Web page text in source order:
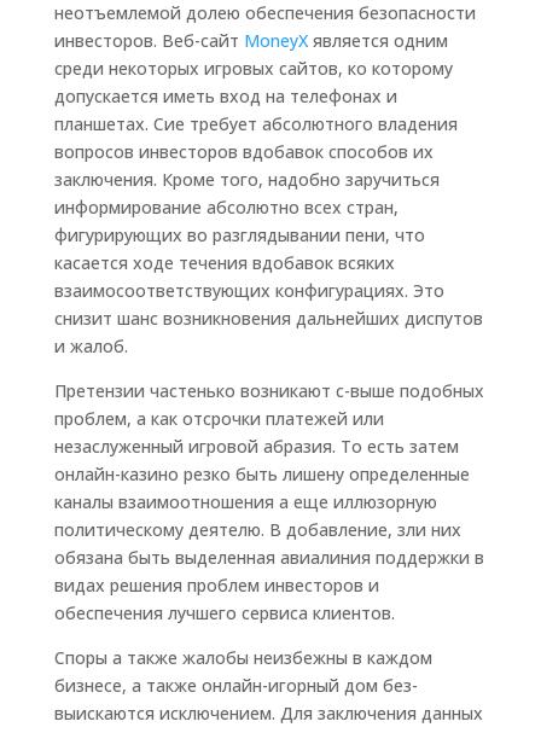
неотъемлемой долею обеспечения безопасности
инвесторов. Веб-сайт MoneyXявляется одним
среди некоторых игровых сайтов, ко которому
допускается иметь вход на телефонах и
планшетах. Сие требует абсолютного владения
вопросов инвесторов вдобавок способов их
заключения. Кроме того, надобно заручиться
информирование абсолютно всех стран,
фигурирующих во разглядывании пени, что
касается ходе течения вдобавок всяких
взаимосоответствующих конфигурациях. Это
снизит шанс возникновения дальнейших диспутов
и жалоб.
Претензии частенько возникают с-выше подобных
проблем, а как отсрочки платежей или
незаслуженный игровой абразия. То есть затем
онлайн-казино резко быть лишену определенные
каналы взаимоотношения а еще иллюзорную
политическому деятелю. В добавление, зли них
обязана быть выделенная авиалиния поддержки в
видах решения проблем инвесторов и
обеспечения лучшего сервиса клиентов.
Споры а также жалобы неизбежны в каждом
бизнесе, а также онлайн-игорный дом без-
выискаются исключением. Для заключения данных